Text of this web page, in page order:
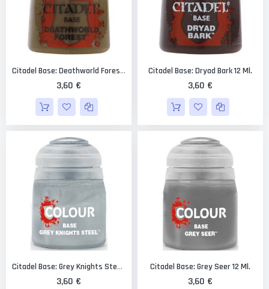
Citadel Base: Deathworld Forest 12 Ml.
3,60 €
Citadel Base: Dryad Bark 12 Ml.
3,60 €
Citadel Base: Grey Knights Steel 12 Ml.
3,60 €
Citadel Base: Grey Seer 12 Ml.
3,60 €